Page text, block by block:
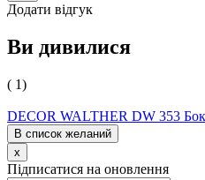
Додати відгук
Ви дивилися
( 1)
DECOR WALTHER DW 353
В список желаний
x
Підписатися на оновлення